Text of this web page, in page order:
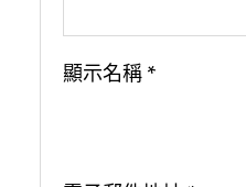
顯示名稱 *